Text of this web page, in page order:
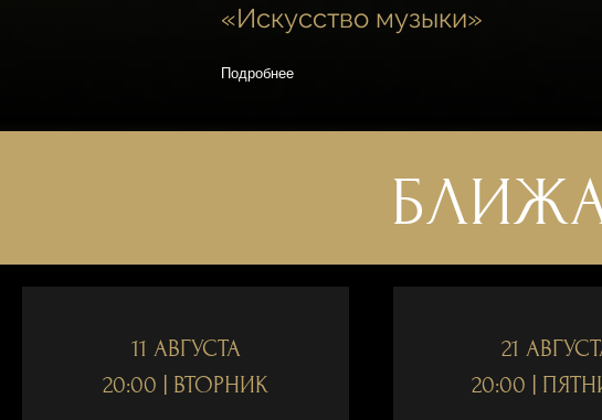
«Искусство музыки»
Подробнее
11 АВГУСТА
20:00 | ВТОРНИК
21
20:00 |